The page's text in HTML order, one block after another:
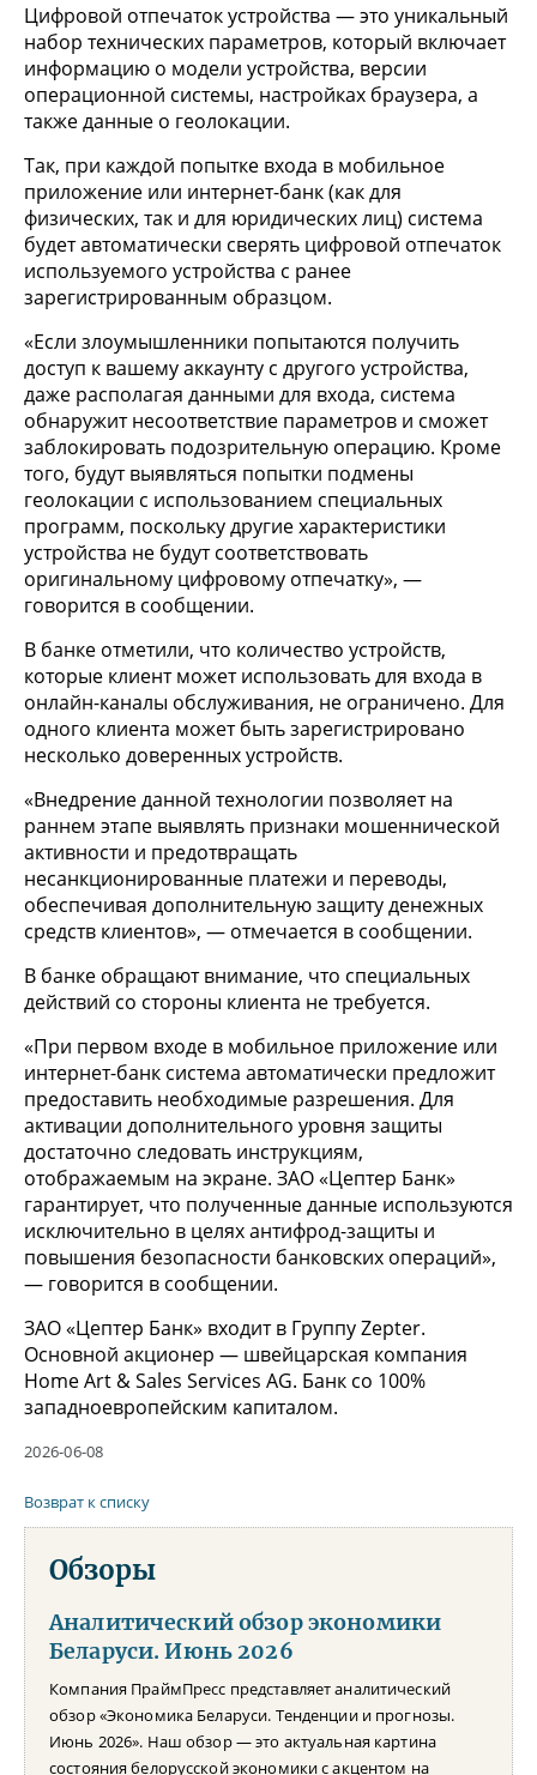
Цифровой отпечаток устройства — это уникальный
набор технических параметров, который включает
информацию о модели устройства, версии
операционной системы, настройках браузера, а
также данные о геолокации.
Так, при каждой попытке входа в мобильное
приложение или интернет-банк (как для
физических, так и для юридических лиц) система
будет автоматически сверять цифровой отпечаток
используемого устройства с ранее
зарегистрированным образцом.
«Если злоумышленники попытаются получить
доступ к вашему аккаунту с другого устройства,
даже располагая данными для входа, система
обнаружит несоответствие параметров и сможет
заблокировать подозрительную операцию. Кроме
того, будут выявляться попытки подмены
геолокации с использованием специальных
программ, поскольку другие характеристики
устройства не будут соответствовать
оригинальному цифровому отпечатку», —
говорится в сообщении.
В банке отметили, что количество устройств,
которые клиент может использовать для входа в
онлайн-каналы обслуживания, не ограничено. Для
одного клиента может быть зарегистрировано
несколько доверенных устройств.
«Внедрение данной технологии позволяет на
раннем этапе выявлять признаки мошеннической
активности и предотвращать
несанкционированные платежи и переводы,
обеспечивая дополнительную защиту денежных
средств клиентов», — отмечается в сообщении.
В банке обращают внимание, что специальных
действий со стороны клиента не требуется.
«При первом входе в мобильное приложение или
интернет-банк система автоматически предложит
предоставить необходимые разрешения. Для
активации дополнительного уровня защиты
достаточно следовать инструкциям,
отображаемым на экране. ЗАО «Цептер Банк»
гарантирует, что полученные данные используются
исключительно в целях антифрод-защиты и
повышения безопасности банковских операций»,
— говорится в сообщении.
ЗАО «Цептер Банк» входит в Группу Zepter.
Основной акционер — швейцарская компания
Home Art & Sales Services AG. Банк со 100%
западноевропейским капиталом.
2026-06-08
Возврат к списку
Обзоры
Аналитический обзор экономики
Беларуси. Июнь 2026
Компания ПраймПресс представляет аналитический
обзор «Экономика Беларуси. Тенденции и прогнозы.
Июнь 2026». Наш обзор — это актуальная картина
состояния белорусской экономики с акцентом на